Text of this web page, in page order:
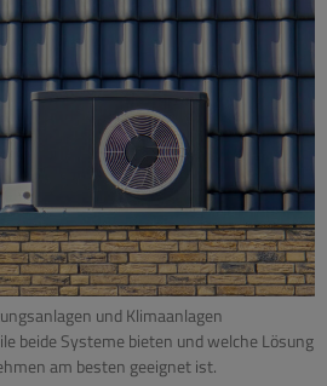
und Klimaanlagen
beide Systeme bieten und welche Lösung
am besten geeignet ist.